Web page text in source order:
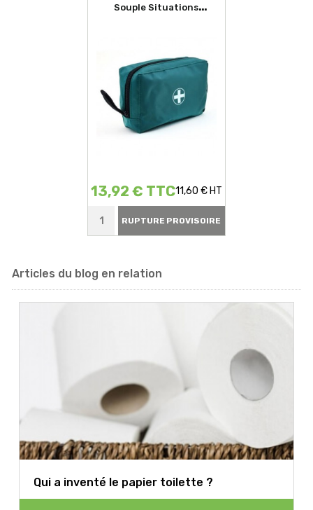
Souple Situations
13,92 € TTC11,60 € HT
RUPTURE PROVISOIRE
Articles du blog en relation
Qui a inventé le papier toilette ?